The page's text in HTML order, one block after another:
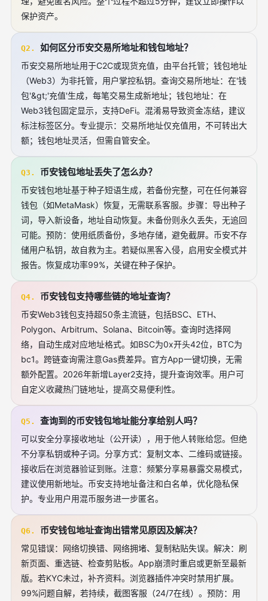
保护资产。
Q2. 如何区分币安交易所地址和钱包地址？
币安交易所地址用于C2C或现货充值，由平台托管；钱包地址
（Web3）为非托管，用户掌控私钥。查询交易所地址：在'钱
包'&gt;'充值'生成，每笔交易生成新地址；钱包地址：在
Web3钱包固定显示，支持DeFi。混淆易导致资金冻结，建议
标注标签区分。专业提示：交易所地址仅充值用，不可转出大
额；钱包地址灵活，但需自管安全。
Q3. 币安钱包地址丢失了怎么办？
币安钱包地址基于种子短语生成，若备份完整，可在任何兼容
钱包（如MetaMask）恢复，无需联系客服。步骤：导出种子
词，导入新设备，地址自动恢复。未备份则永久丢失，无追回
可能。预防：使用纸质备份，多地存储，避免截屏。币安不存
储用户私钥，故自救为主。若疑似黑客入侵，启用安全模式并
报告。恢复成功率99%，关键在种子保护。
Q4. 币安钱包支持哪些链的地址查询？
币安Web3钱包支持超50条主流链，包括BSC、ETH、
Polygon、Arbitrum、Solana、Bitcoin等。查询时选择网
络，自动生成对应地址格式。如BSC为0x开头42位，BTC为
bc1。跨链查询需注意Gas费差异。官方App一键切换，无需
额外配置。2026年新增Layer2支持，提升查询效率。用户可
自定义收藏热门链地址，提高交易便利性。
Q5. 查询到的币安钱包地址能分享给别人吗？
可以安全分享接收地址（公开读），用于他人转账给您。但绝
不分享私钥或种子词。分享方式：复制文本、二维码或链接。
接收后在浏览器验证到账。注意：频繁分享易暴露交易模式，
建议使用新地址。币安支持地址备注和白名单，优化隐私保
护。专业用户用混币服务进一步匿名。
Q6. 币安钱包地址查询出错常见原因及解决？
常见错误：网络切换错、网络拥堵、复制粘贴失误。解决：刷
新页面、重选链、检查剪贴板。App崩溃时重启或更新至最新
版。若KYC未过，补齐资料。浏览器插件冲突时禁用扩展。
99%问题自解，若持续，截图客服（24/7在线）。预防：用